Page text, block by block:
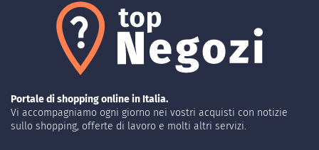
Portale di shopping online in Italia.
Vi accompagniamo ogni giorno nei vostri acquisti con notizie
sullo shopping, offerte di lavoro e molti altri servizi.